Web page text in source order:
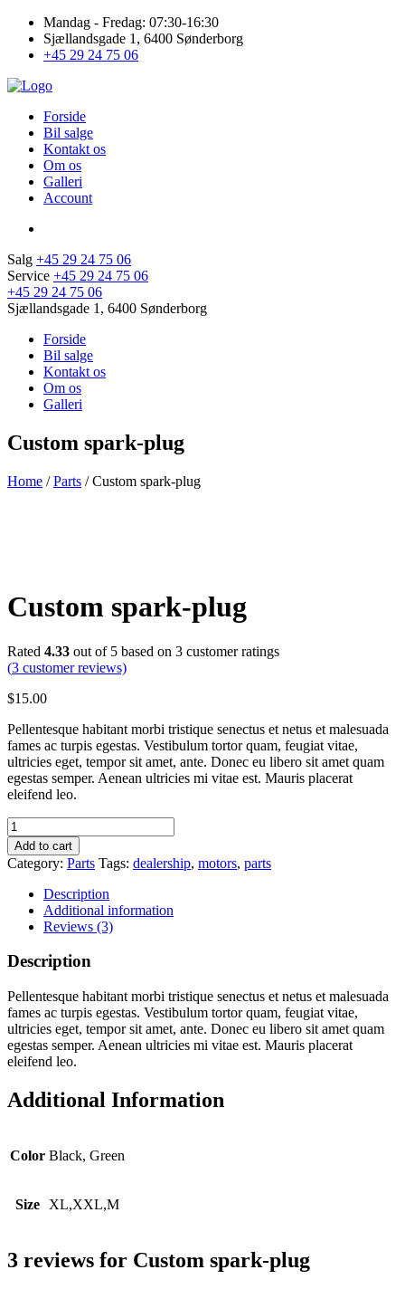
Mandag - Fredag: 07:30-16:30
Sjællandsgade 1, 6400 Sønderborg
+45 29 24 75 06
Forside
Bil salge
Kontakt os
Om os
Galleri
Account
Salg +45 29 24 75 06
Service +45 29 24 75 06
+45 29 24 75 06
Sjællandsgade 1, 6400 Sønderborg
Forside
Bil salge
Kontakt os
Om os
Galleri
Custom spark-plug
Home /Parts / Custom spark-plug
Custom spark-plug
Rated 4.33 out of 5 based on 3 customer ratings
(3 customer reviews)
$15.00
Pellentesque habitant morbi tristique senectus et netus et malesuada
fames ac turpis egestas. Vestibulum tortor quam, feugiat vitae,
ultricies eget, tempor sit amet, ante. Donec eu libero sit amet quam
egestas semper. Aenean ultricies mi vitae est. Mauris placerat
eleifend leo.
Quantity
Add to cart
Category: Parts Tags: dealership, motors, parts
Description
Additional information
Reviews (3)
Description
Pellentesque habitant morbi tristique senectus et netus et malesuada
fames ac turpis egestas. Vestibulum tortor quam, feugiat vitae,
ultricies eget, tempor sit amet, ante. Donec eu libero sit amet quam
egestas semper. Aenean ultricies mi vitae est. Mauris placerat
eleifend leo.
Additional Information
Color Black, Green
Size XL,XXL,M
3 reviews for Custom spark-plug